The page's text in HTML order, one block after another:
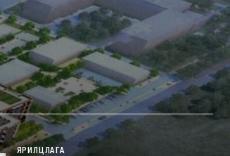
ЯРИЛЦЛАГА